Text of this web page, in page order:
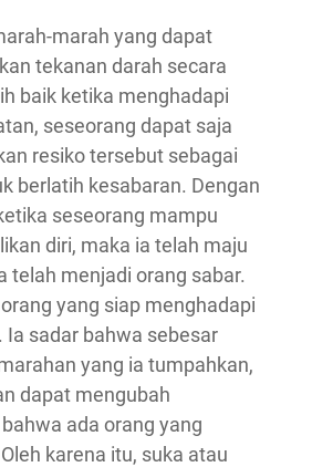
marah yang dapat
tekanan darah secara
baik ketika menghadapi
seseorang dapat saja
resiko tersebut sebagai
berlatih kesabaran. Dengan
seseorang mampu
diri, maka ia telah maju
telah menjadi orang sabar.
yang siap menghadapi
Ia sadar bahwa sebesar
yang ia tumpahkan,
dapat mengubah
ada orang yang
karena itu, suka atau